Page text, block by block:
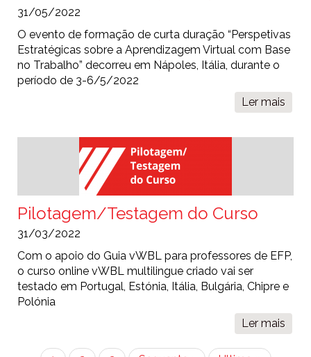
31/05/2022
O evento de formação de curta duração “Perspetivas
Estratégicas sobre a Aprendizagem Virtual com Base
no Trabalho” decorreu em Nápoles, Itália, durante o
período de 3-6/5/2022
Ler mais
no
Pilotagem/Testagem do Curso
31/03/2022
Com o apoio do Guia vWBL para professores de EFP,
o curso online vWBL multilingue criado vai ser
testado em Portugal, Estónia, Itália, Bulgária, Chipre e
Polónia
Ler mais